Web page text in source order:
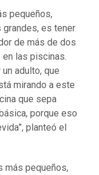
pequeños,
grandes, es tener
de más de dos
las piscinas.
adulto, que
mirando a este
que sepa
porque eso
planteó el
más pequeños,